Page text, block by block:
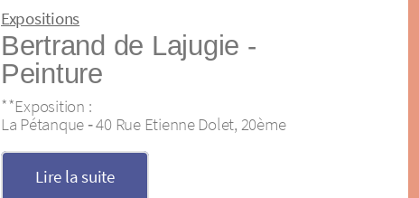
Expositions
Bertrand de Lajugie ‐
Peinture
**Exposition :
La Pétanque ‐ 40 Rue Etienne Dolet, 20ème
Lire la suite